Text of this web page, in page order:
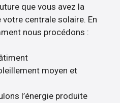
que vous avez la
centrale solaire. En
nous procédons :
moyen et
l’énergie produite